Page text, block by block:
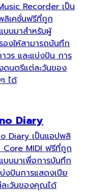
Recorder เป็น
ลิเคชั่นฟรีที่ถูก
บบมาสำหรับผู้
องให้สามารถบันทึก
วร และแบ่งปัน การ
ดนตรีแต่ละวันของ
ได้
Diary
Diary เป็นแอปพลิ
Core MIDI ฟรีที่ถูก
บบมาเพื่อการบันทึก
งปันการแสดงเปีย
ละวันของคุณได้